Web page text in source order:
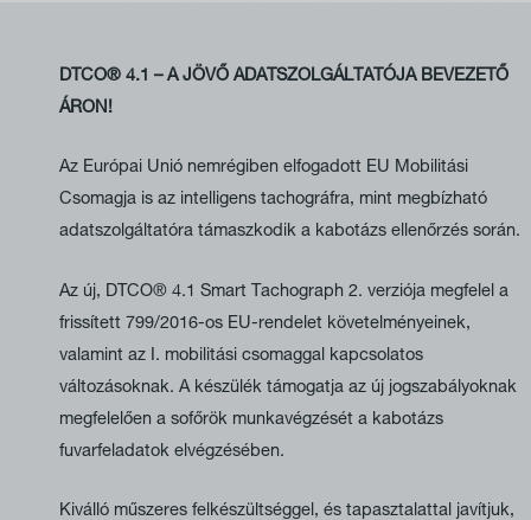
DTCO® 4.1 – A JÖVŐ ADATSZOLGÁLTATÓJA BEVEZETŐ
ÁRON!
Az Európai Unió nemrégiben elfogadott EU Mobilitási
Csomagja is az intelligens tachográfra, mint megbízható
adatszolgáltatóra támaszkodik a kabotázs ellenőrzés során.
Az új, DTCO® 4.1 Smart Tachograph 2. verziója megfelel a
frissített 799/2016-os EU-rendelet követelményeinek,
valamint az I. mobilitási csomaggal kapcsolatos
változásoknak. A készülék támogatja az új jogszabályoknak
megfelelően a sofőrök munkavégzését a kabotázs
fuvarfeladatok elvégzésében.
Kiválló műszeres felkészültséggel, és tapasztalattal javítjuk,